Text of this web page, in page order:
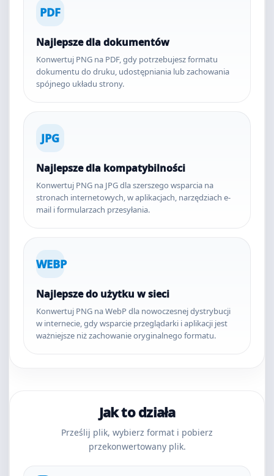
PDF
Najlepsze dla dokumentów
Konwertuj PNG na PDF, gdy potrzebujesz formatu
dokumentu do druku, udostępniania lub zachowania
spójnego układu strony.
JPG
Najlepsze dla kompatybilności
Konwertuj PNG na JPG dla szerszego wsparcia na
stronach internetowych, w aplikacjach, narzędziach e-
mail i formularzach przesyłania.
WEBP
Najlepsze do użytku w sieci
Konwertuj PNG na WebP dla nowoczesnej dystrybucji
w internecie, gdy wsparcie przeglądarki i aplikacji jest
ważniejsze niż zachowanie oryginalnego formatu.
Jak to działa
Prześlij plik, wybierz format i pobierz
przekonwertowany plik.